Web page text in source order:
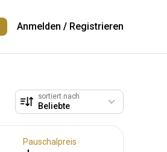
Anmelden / Registrieren
sortiert nach
Pauschalpreis